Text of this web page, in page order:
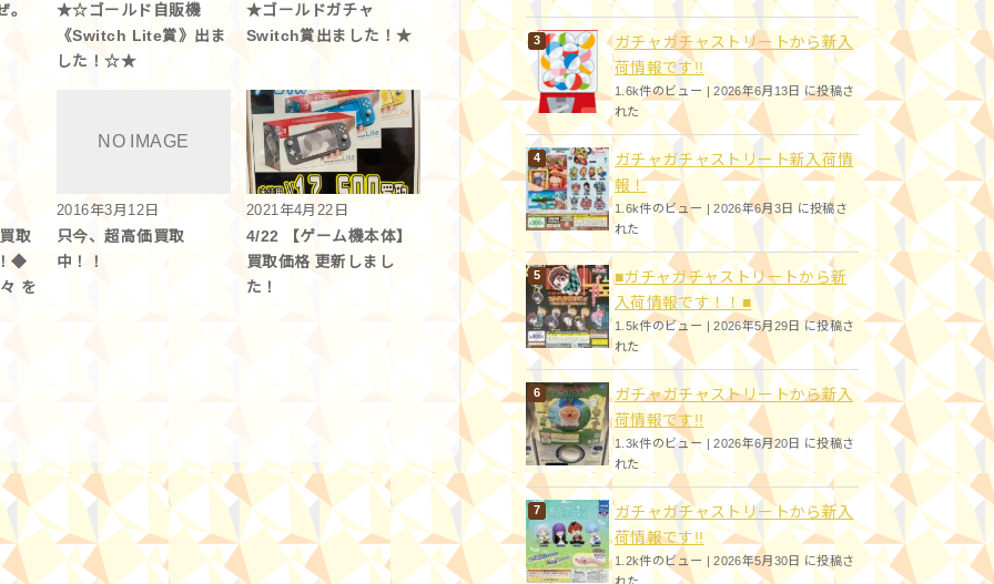
。
★☆ゴールド自販機
《Switch Lite賞》出ま
した！☆★
★ゴールドガチャ
Switch賞出ました！★
取
◆
を
2016年3月12日
只今、超高価買取
中！！
2021年4月22日
4/22 【ゲーム機本体】
買取価格 更新しまし
た！
ガチャガチャストリートから新入
荷情報です!!
1.6k件のビュー|2026年6月13日 に投稿さ
れた
ガチャガチャストリート新入荷情
報！
1.6k件のビュー |2026年6月3日 に投稿さ
れた
■ガチャガチャストリートから新
入荷情報です！！■
1.5k件のビュー |2026年5月29日 に投稿さ
れた
ガチャガチャストリートから新入
荷情報です!!
1.3k件のビュー|2026年6月20日 に投稿さ
れた
ガチャガチャストリートから新入
荷情報です!!
1.2k件のビュー |2026年5月30日 に投稿さ